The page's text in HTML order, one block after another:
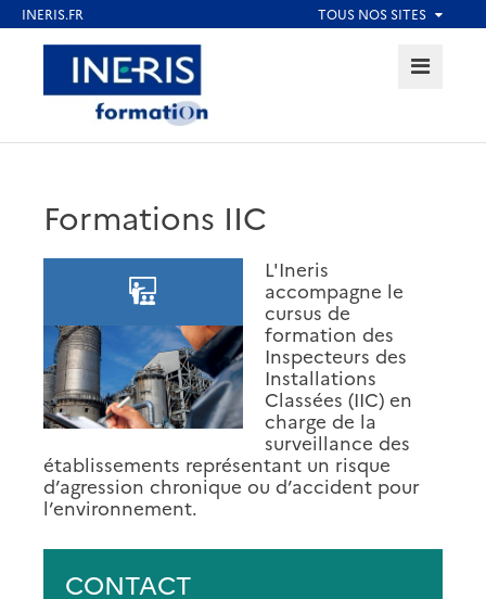
Aller au contenu
Aller au pied de page
MENU
Formations IIC
L'Ineris
accompagne le
cursus de
formation des
Inspecteurs des
Installations
Classées (IIC) en
charge de la
surveillance des
établissements représentant un risque
d’agression chronique ou d’accident pour
l’environnement.
CONTACT